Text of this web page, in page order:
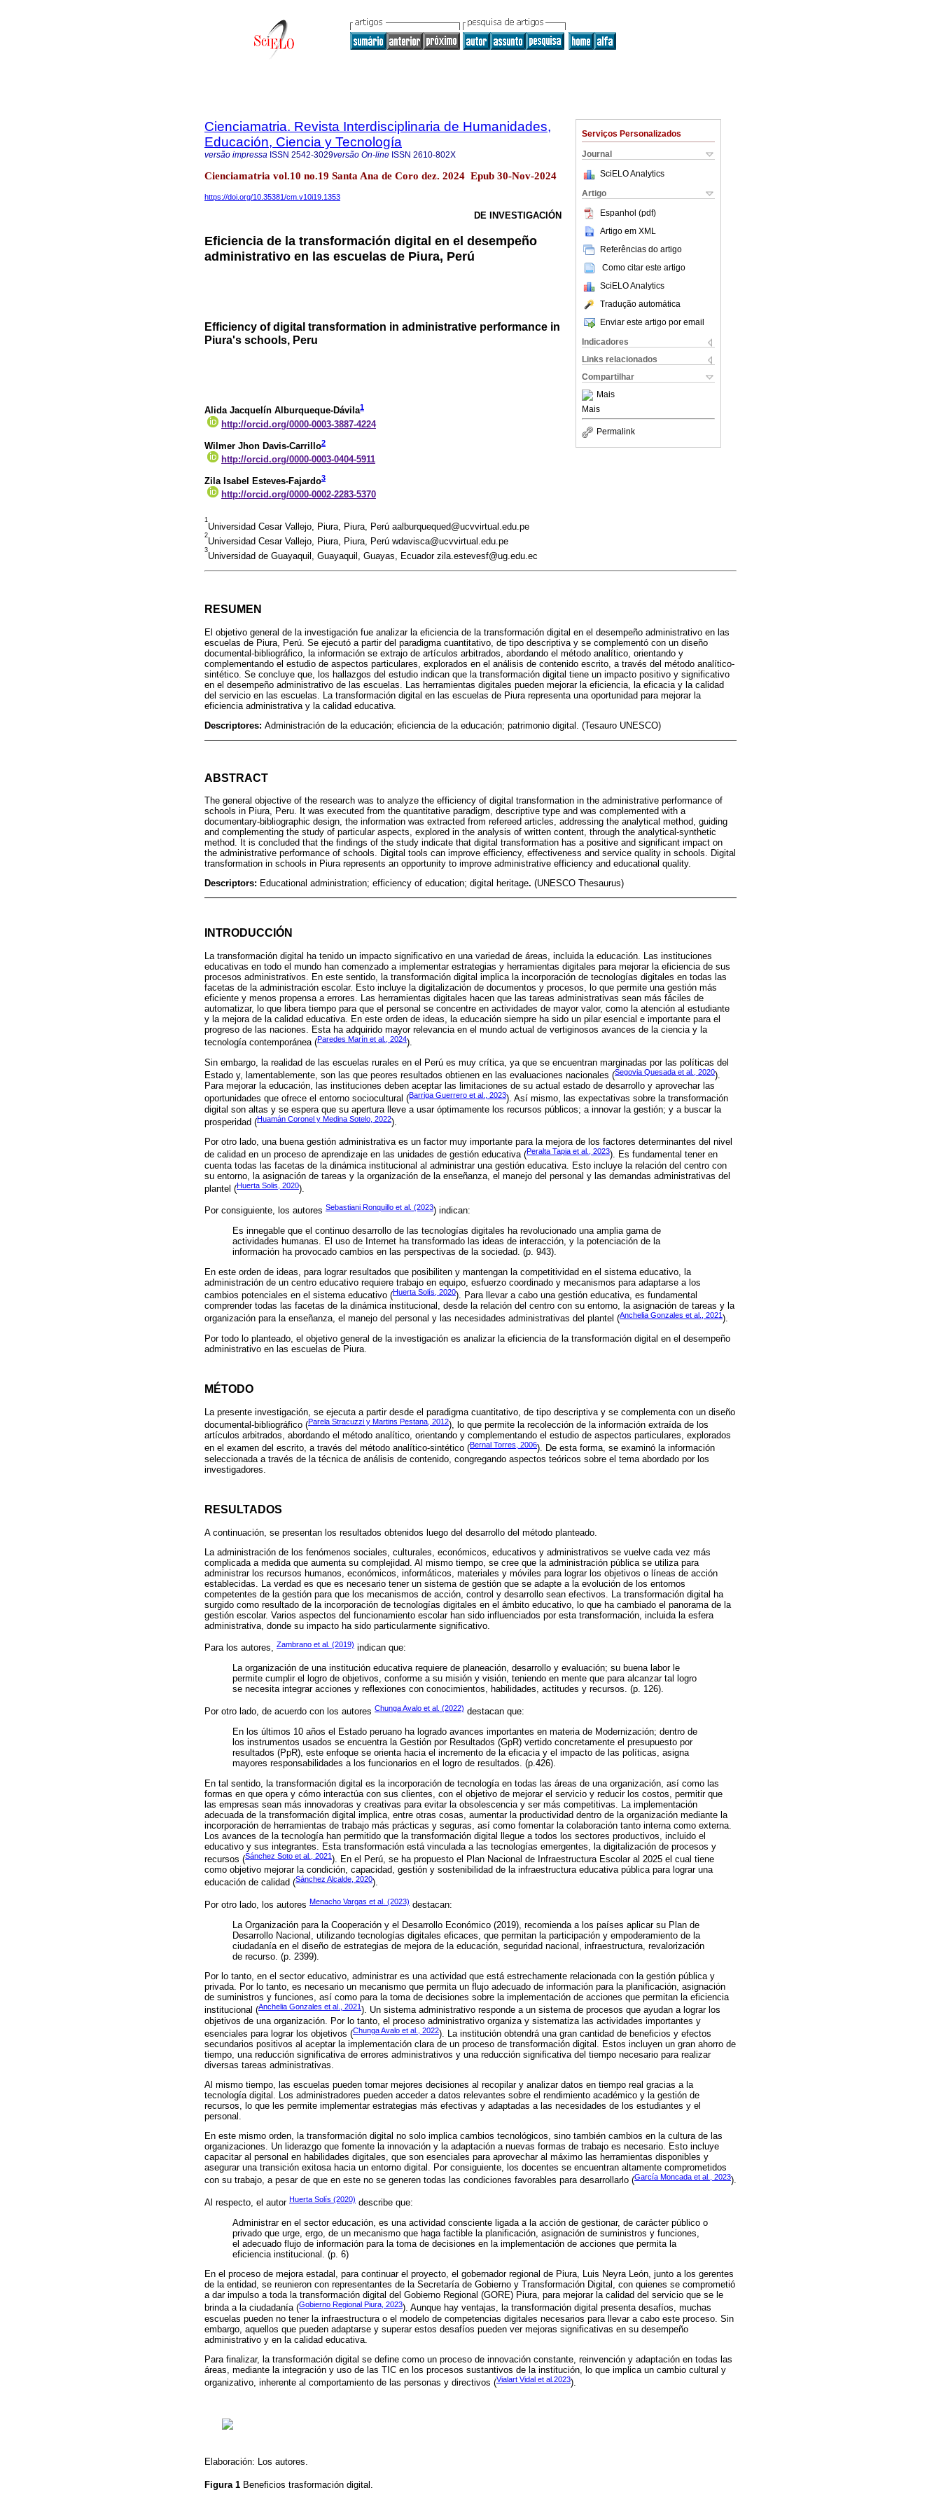
Serviços Personalizados
Journal
SciELO Analytics
Artigo
Espanhol (pdf)
Artigo em XML
Referências do artigo
Como citar este artigo
SciELO Analytics
Tradução automática
Enviar este artigo por email
Indicadores
Links relacionados
Compartilhar
Mais
Mais
Permalink
Cienciamatria. Revista Interdisciplinaria de Humanidades,
Educación, Ciencia y Tecnología
versão impressa ISSN 2542-3029versão On-line ISSN 2610-802X
Cienciamatria vol.10 no.19 Santa Ana de Coro dez. 2024 Epub 30-Nov-2024
https://doi.org/10.35381/cm.v10i19.1353
DE INVESTIGACIÓN
Eficiencia de la transformación digital en el desempeño
administrativo en las escuelas de Piura, Perú
Efficiency of digital transformation in administrative performance in
Piura's schools, Peru
Alida Jacquelín Alburqueque-Dávila1
http://orcid.org/0000-0003-3887-4224
Wilmer Jhon Davis-Carrillo2
http://orcid.org/0000-0003-0404-5911
Zila Isabel Esteves-Fajardo3
http://orcid.org/0000-0002-2283-5370
1
Universidad Cesar Vallejo, Piura, Piura, Perú aalburquequed@ucvvirtual.edu.pe
2
Universidad Cesar Vallejo, Piura, Piura, Perú wdavisca@ucvvirtual.edu.pe
3
Universidad de Guayaquil, Guayaquil, Guayas, Ecuador zila.estevesf@ug.edu.ec
RESUMEN
El objetivo general de la investigación fue analizar la eficiencia de la transformación digital en el desempeño administrativo en las
escuelas de Piura, Perú. Se ejecutó a partir del paradigma cuantitativo, de tipo descriptiva y se complementó con un diseño
documental-bibliográfico, la información se extrajo de artículos arbitrados, abordando el método analítico, orientando y
complementando el estudio de aspectos particulares, explorados en el análisis de contenido escrito, a través del método analítico-
sintético. Se concluye que, los hallazgos del estudio indican que la transformación digital tiene un impacto positivo y significativo
en el desempeño administrativo de las escuelas. Las herramientas digitales pueden mejorar la eficiencia, la eficacia y la calidad
del servicio en las escuelas. La transformación digital en las escuelas de Piura representa una oportunidad para mejorar la
eficiencia administrativa y la calidad educativa.
Descriptores: Administración de la educación; eficiencia de la educación; patrimonio digital. (Tesauro UNESCO)
ABSTRACT
The general objective of the research was to analyze the efficiency of digital transformation in the administrative performance of
schools in Piura, Peru. It was executed from the quantitative paradigm, descriptive type and was complemented with a
documentary-bibliographic design, the information was extracted from refereed articles, addressing the analytical method, guiding
and complementing the study of particular aspects, explored in the analysis of written content, through the analytical-synthetic
method. It is concluded that the findings of the study indicate that digital transformation has a positive and significant impact on
the administrative performance of schools. Digital tools can improve efficiency, effectiveness and service quality in schools. Digital
transformation in schools in Piura represents an opportunity to improve administrative efficiency and educational quality.
Descriptors: Educational administration; efficiency of education; digital heritage. (UNESCO Thesaurus)
INTRODUCCIÓN
La transformación digital ha tenido un impacto significativo en una variedad de áreas, incluida la educación. Las instituciones
educativas en todo el mundo han comenzado a implementar estrategias y herramientas digitales para mejorar la eficiencia de sus
procesos administrativos. En este sentido, la transformación digital implica la incorporación de tecnologías digitales en todas las
facetas de la administración escolar. Esto incluye la digitalización de documentos y procesos, lo que permite una gestión más
eficiente y menos propensa a errores. Las herramientas digitales hacen que las tareas administrativas sean más fáciles de
automatizar, lo que libera tiempo para que el personal se concentre en actividades de mayor valor, como la atención al estudiante
y la mejora de la calidad educativa. En este orden de ideas, la educación siempre ha sido un pilar esencial e importante para el
progreso de las naciones. Esta ha adquirido mayor relevancia en el mundo actual de vertiginosos avances de la ciencia y la
tecnología contemporánea (Paredes Marín et al., 2024).
Sin embargo, la realidad de las escuelas rurales en el Perú es muy crítica, ya que se encuentran marginadas por las políticas del
Estado y, lamentablemente, son las que peores resultados obtienen en las evaluaciones nacionales (Segovia Quesada et al., 2020).
Para mejorar la educación, las instituciones deben aceptar las limitaciones de su actual estado de desarrollo y aprovechar las
oportunidades que ofrece el entorno sociocultural (Barriga Guerrero et al., 2023). Así mismo, las expectativas sobre la transformación
digital son altas y se espera que su apertura lleve a usar óptimamente los recursos públicos; a innovar la gestión; y a buscar la
prosperidad (Huamán Coronel y Medina Sotelo, 2022).
Por otro lado, una buena gestión administrativa es un factor muy importante para la mejora de los factores determinantes del nivel
de calidad en un proceso de aprendizaje en las unidades de gestión educativa (Peralta Tapia et al., 2023). Es fundamental tener en
cuenta todas las facetas de la dinámica institucional al administrar una gestión educativa. Esto incluye la relación del centro con
su entorno, la asignación de tareas y la organización de la enseñanza, el manejo del personal y las demandas administrativas del
plantel (Huerta Solis, 2020).
Por consiguiente, los autores Sebastiani Ronquillo et al. (2023) indican:
Es innegable que el continuo desarrollo de las tecnologías digitales ha revolucionado una amplia gama de
actividades humanas. El uso de Internet ha transformado las ideas de interacción, y la potenciación de la
información ha provocado cambios en las perspectivas de la sociedad. (p. 943).
En este orden de ideas, para lograr resultados que posibiliten y mantengan la competitividad en el sistema educativo, la
administración de un centro educativo requiere trabajo en equipo, esfuerzo coordinado y mecanismos para adaptarse a los
cambios potenciales en el sistema educativo (Huerta Solís, 2020). Para llevar a cabo una gestión educativa, es fundamental
comprender todas las facetas de la dinámica institucional, desde la relación del centro con su entorno, la asignación de tareas y la
organización para la enseñanza, el manejo del personal y las necesidades administrativas del plantel (Anchelia Gonzales et al., 2021).
Por todo lo planteado, el objetivo general de la investigación es analizar la eficiencia de la transformación digital en el desempeño
administrativo en las escuelas de Piura.
MÉTODO
La presente investigación, se ejecuta a partir desde el paradigma cuantitativo, de tipo descriptiva y se complementa con un diseño
documental-bibliográfico (Parela Stracuzzi y Martins Pestana, 2012), lo que permite la recolección de la información extraída de los
artículos arbitrados, abordando el método analítico, orientando y complementando el estudio de aspectos particulares, explorados
en el examen del escrito, a través del método analítico-sintético (Bernal Torres, 2006). De esta forma, se examinó la información
seleccionada a través de la técnica de análisis de contenido, congregando aspectos teóricos sobre el tema abordado por los
investigadores.
RESULTADOS
A continuación, se presentan los resultados obtenidos luego del desarrollo del método planteado.
La administración de los fenómenos sociales, culturales, económicos, educativos y administrativos se vuelve cada vez más
complicada a medida que aumenta su complejidad. Al mismo tiempo, se cree que la administración pública se utiliza para
administrar los recursos humanos, económicos, informáticos, materiales y móviles para lograr los objetivos o líneas de acción
establecidas. La verdad es que es necesario tener un sistema de gestión que se adapte a la evolución de los entornos
competentes de la gestión para que los mecanismos de acción, control y desarrollo sean efectivos. La transformación digital ha
surgido como resultado de la incorporación de tecnologías digitales en el ámbito educativo, lo que ha cambiado el panorama de la
gestión escolar. Varios aspectos del funcionamiento escolar han sido influenciados por esta transformación, incluida la esfera
administrativa, donde su impacto ha sido particularmente significativo.
Para los autores, Zambrano et al. (2019) indican que:
La organización de una institución educativa requiere de planeación, desarrollo y evaluación; su buena labor le
permite cumplir el logro de objetivos, conforme a su misión y visión, teniendo en mente que para alcanzar tal logro
se necesita integrar acciones y reflexiones con conocimientos, habilidades, actitudes y recursos. (p. 126).
Por otro lado, de acuerdo con los autores Chunga Avalo et al. (2022) destacan que:
En los últimos 10 años el Estado peruano ha logrado avances importantes en materia de Modernización; dentro de
los instrumentos usados se encuentra la Gestión por Resultados (GpR) vertido concretamente el presupuesto por
resultados (PpR), este enfoque se orienta hacia el incremento de la eficacia y el impacto de las políticas, asigna
mayores responsabilidades a los funcionarios en el logro de resultados. (p.426).
En tal sentido, la transformación digital es la incorporación de tecnología en todas las áreas de una organización, así como las
formas en que opera y cómo interactúa con sus clientes, con el objetivo de mejorar el servicio y reducir los costos, permitir que
las empresas sean más innovadoras y creativas para evitar la obsolescencia y ser más competitivas. La implementación
adecuada de la transformación digital implica, entre otras cosas, aumentar la productividad dentro de la organización mediante la
incorporación de herramientas de trabajo más prácticas y seguras, así como fomentar la colaboración tanto interna como externa.
Los avances de la tecnología han permitido que la transformación digital llegue a todos los sectores productivos, incluido el
educativo y sus integrantes. Esta transformación está vinculada a las tecnologías emergentes, la digitalización de procesos y
recursos (Sánchez Soto et al., 2021). En el Perú, se ha propuesto el Plan Nacional de Infraestructura Escolar al 2025 el cual tiene
como objetivo mejorar la condición, capacidad, gestión y sostenibilidad de la infraestructura educativa pública para lograr una
educación de calidad (Sánchez Alcalde, 2020).
Por otro lado, los autores Menacho Vargas et al. (2023) destacan:
La Organización para la Cooperación y el Desarrollo Económico (2019), recomienda a los países aplicar su Plan de
Desarrollo Nacional, utilizando tecnologías digitales eficaces, que permitan la participación y empoderamiento de la
ciudadanía en el diseño de estrategias de mejora de la educación, seguridad nacional, infraestructura, revalorización
de recurso. (p. 2399).
Por lo tanto, en el sector educativo, administrar es una actividad que está estrechamente relacionada con la gestión pública y
privada. Por lo tanto, es necesario un mecanismo que permita un flujo adecuado de información para la planificación, asignación
de suministros y funciones, así como para la toma de decisiones sobre la implementación de acciones que permitan la eficiencia
institucional (Anchelia Gonzales et al., 2021). Un sistema administrativo responde a un sistema de procesos que ayudan a lograr los
objetivos de una organización. Por lo tanto, el proceso administrativo organiza y sistematiza las actividades importantes y
esenciales para lograr los objetivos (Chunga Avalo et al., 2022). La institución obtendrá una gran cantidad de beneficios y efectos
secundarios positivos al aceptar la implementación clara de un proceso de transformación digital. Estos incluyen un gran ahorro de
tiempo, una reducción significativa de errores administrativos y una reducción significativa del tiempo necesario para realizar
diversas tareas administrativas.
Al mismo tiempo, las escuelas pueden tomar mejores decisiones al recopilar y analizar datos en tiempo real gracias a la
tecnología digital. Los administradores pueden acceder a datos relevantes sobre el rendimiento académico y la gestión de
recursos, lo que les permite implementar estrategias más efectivas y adaptadas a las necesidades de los estudiantes y el
personal.
En este mismo orden, la transformación digital no solo implica cambios tecnológicos, sino también cambios en la cultura de las
organizaciones. Un liderazgo que fomente la innovación y la adaptación a nuevas formas de trabajo es necesario. Esto incluye
capacitar al personal en habilidades digitales, que son esenciales para aprovechar al máximo las herramientas disponibles y
asegurar una transición exitosa hacia un entorno digital. Por consiguiente, los docentes se encuentran altamente comprometidos
con su trabajo, a pesar de que en este no se generen todas las condiciones favorables para desarrollarlo (García Moncada et al., 2023).
Al respecto, el autor Huerta Solís (2020) describe que:
Administrar en el sector educación, es una actividad consciente ligada a la acción de gestionar, de carácter público o
privado que urge, ergo, de un mecanismo que haga factible la planificación, asignación de suministros y funciones,
el adecuado flujo de información para la toma de decisiones en la implementación de acciones que permita la
eficiencia institucional. (p. 6)
En el proceso de mejora estadal, para continuar el proyecto, el gobernador regional de Piura, Luis Neyra León, junto a los gerentes
de la entidad, se reunieron con representantes de la Secretaría de Gobierno y Transformación Digital, con quienes se comprometió
a dar impulso a toda la transformación digital del Gobierno Regional (GORE) Piura, para mejorar la calidad del servicio que se le
brinda a la ciudadanía (Gobierno Regional Piura, 2023). Aunque hay ventajas, la transformación digital presenta desafíos, muchas
escuelas pueden no tener la infraestructura o el modelo de competencias digitales necesarios para llevar a cabo este proceso. Sin
embargo, aquellos que pueden adaptarse y superar estos desafíos pueden ver mejoras significativas en su desempeño
administrativo y en la calidad educativa.
Para finalizar, la transformación digital se define como un proceso de innovación constante, reinvención y adaptación en todas las
áreas, mediante la integración y uso de las TIC en los procesos sustantivos de la institución, lo que implica un cambio cultural y
organizativo, inherente al comportamiento de las personas y directivos (Vialart Vidal et al.2023).
Elaboración: Los autores.
Figura 1 Beneficios trasformación digital.